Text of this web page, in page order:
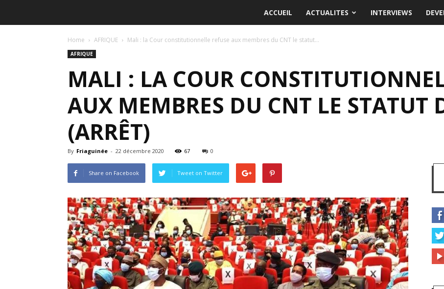
ACCUEIL ACTUALITES INTERVIEWS
Home AFRIQUE Mali : la Cour constitutionnelle refuse aux membres du CNT le statut...
AFRIQUE
MALI : LA COUR
AUX MEMBRES DU CNT LE STATUT
(ARRÊT)
By Friaguinée - 22 décembre 2020 67 0
Share on Facebook Tweet on Twitter